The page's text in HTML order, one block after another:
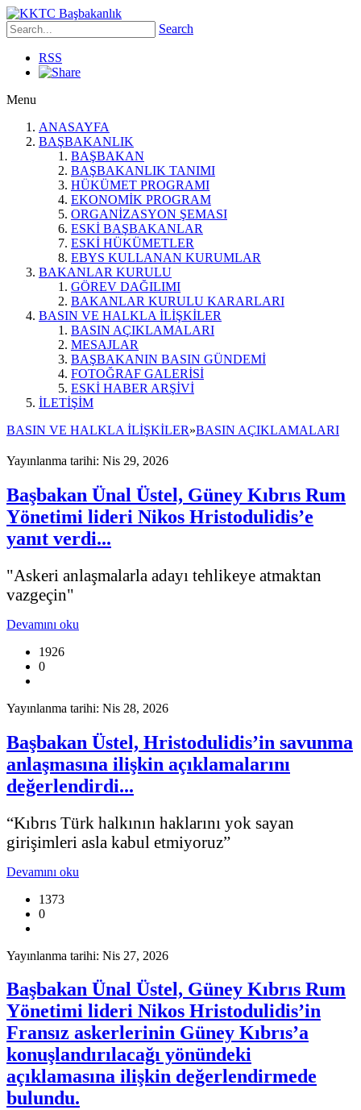
Search
RSS
Menu
ANASAYFA
BAŞBAKANLIK
BAŞBAKAN
BAŞBAKANLIK TANIMI
HÜKÜMET PROGRAMI
EKONOMİK PROGRAM
ORGANİZASYON ŞEMASI
ESKİ BAŞBAKANLAR
ESKİ HÜKÜMETLER
EBYS KULLANAN KURUMLAR
BAKANLAR KURULU
GÖREV DAĞILIMI
BAKANLAR KURULU KARARLARI
BASIN VE HALKLA İLİŞKİLER
BASIN AÇIKLAMALARI
MESAJLAR
BAŞBAKANIN BASIN GÜNDEMİ
FOTOĞRAF GALERİSİ
ESKİ HABER ARŞİVİ
İLETİŞİM
BASIN VE HALKLA İLİŞKİLER»BASIN AÇIKLAMALARI
Yayınlanma tarihi: Nis 29, 2026
Başbakan Ünal Üstel, Güney Kıbrıs Rum
Yönetimi lideri Nikos Hristodulidis’e
yanıt verdi...
"Askeri anlaşmalarla adayı tehlikeye atmaktan
vazgeçin"​
Devamını oku
1926
0
Yayınlanma tarihi: Nis 28, 2026
Başbakan Üstel, Hristodulidis’in savunma
anlaşmasına ilişkin açıklamalarını
değerlendirdi...
“Kıbrıs Türk halkının haklarını yok sayan
girişimleri asla kabul etmiyoruz”
Devamını oku
1373
0
Yayınlanma tarihi: Nis 27, 2026
Başbakan Ünal Üstel, Güney Kıbrıs Rum
Yönetimi lideri Nikos Hristodulidis’in
Fransız askerlerinin Güney Kıbrıs’a
konuşlandırılacağı yönündeki
açıklamasına ilişkin değerlendirmede
bulundu.